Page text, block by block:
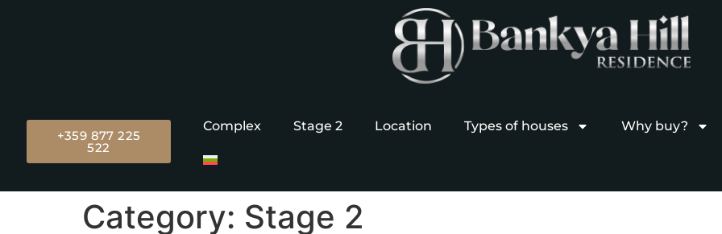
+359 877 225
522
Complex Stage 2 Location Types of houses Why buy?
Category: Stage 2